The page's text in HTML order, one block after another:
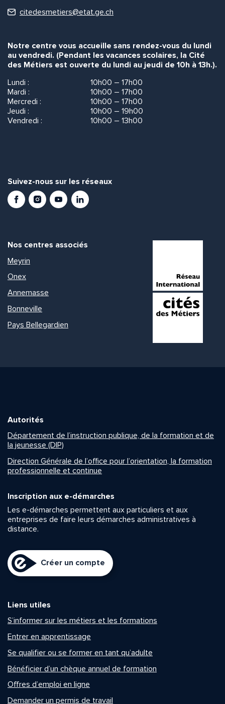
citedesmetiers@etat.ge.ch
Notre centre vous accueille sans rendez-vous du lundi
au vendredi. (Pendant les vacances scolaires, la Cité
des Métiers est ouverte du lundi au jeudi de 10h à 13h.).
Lundi :
10h00 – 17h00
Mardi :
10h00 – 17h00
Mercredi :
10h00 – 17h00
Jeudi :
10h00 – 19h00
Vendredi :
10h00 – 13h00
Suivez-nous sur les réseaux
FacebookInstagramYoutubeLinkedIn
Nos centres associés
Meyrin
Onex
Annemasse
Bonneville
Pays Bellegardien
Autorités
Département de l’instruction publique, de la formation et de
la jeunesse (DIP)
Direction Générale de l’office pour l’orientation, la formation
professionnelle et continue
Inscription aux e-démarches
Les e-démarches permettent aux particuliers et aux
entreprises de faire leurs démarches administratives à
distance.
Créer un compte
Liens utiles
S’informer sur les métiers et les formations
Entrer en apprentissage
Se qualifier ou se former en tant qu’adulte
Bénéficier d’un chèque annuel de formation
Offres d’emploi en ligne
Demander un permis de travail